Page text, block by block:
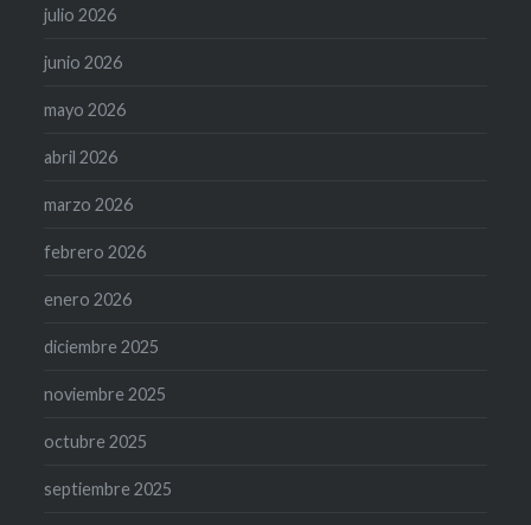
julio 2026
junio 2026
mayo 2026
abril 2026
marzo 2026
febrero 2026
enero 2026
diciembre 2025
noviembre 2025
octubre 2025
septiembre 2025